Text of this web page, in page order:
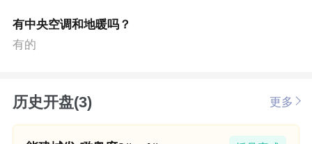
有中央空调和地暖吗？
有的
历史开盘(3) 更多